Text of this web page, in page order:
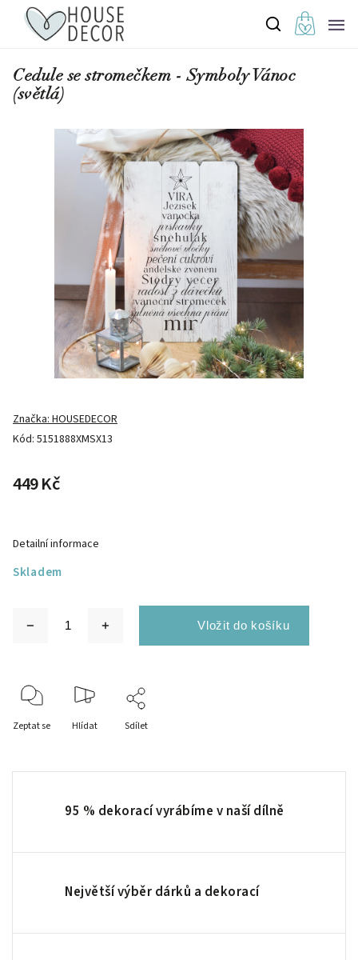
Cedule se stromečkem - Symboly Vánoc
(světlá)
Kód: 5151888XMSX13
Značka:HOUSEDECOR
449 Kč
Skladem
Detailní informace
Zeptat se Hlídat Sdílet
95 % dekorací vyrábíme v naší dílně
Největší výběr dárků a dekorací